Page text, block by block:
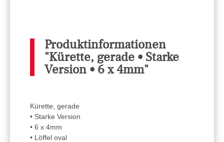
Produktinformationen
"Kürette, gerade • Starke
Version • 6 x 4mm"
Kürette, gerade
• Starke Version
• 6 x 4mm
• Löffel oval